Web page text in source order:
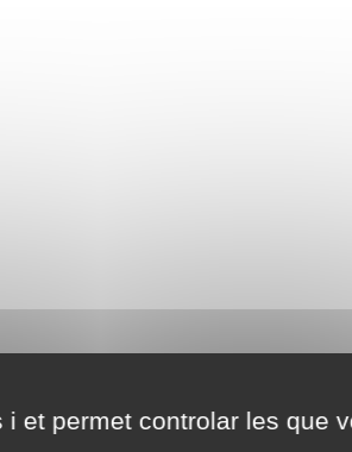
et permet controlar les que